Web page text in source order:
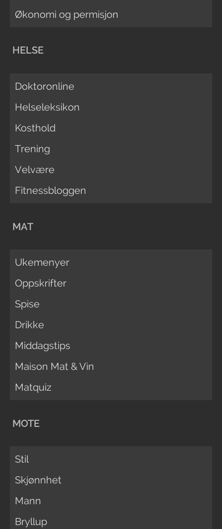
Økonomi og permisjon
HELSE
Doktoronline
Helseleksikon
Kosthold
Trening
Velvære
Fitnessbloggen
MAT
Ukemenyer
Oppskrifter
Spise
Drikke
Middagstips
Maison Mat & Vin
Matquiz
MOTE
Stil
Skjønnhet
Mann
Bryllup